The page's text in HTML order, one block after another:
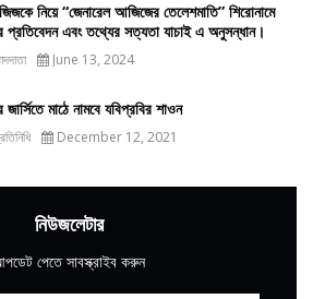
নিয়ে “জেনারেল আজিজের তেলেশমাতি” শিরোনামে
প্রতিবেদন এবং তথ্যের সত্যতা যাচাই এ অনুসন্ধান।
June 13, 2024
মাঠে নামবে যবিপ্রবির শাওন
December 12, 2021
নিউজলেটার
পেতে সাবস্ক্রাইব করুন